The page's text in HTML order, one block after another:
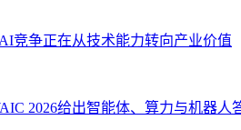
竞争正在从技术能力转向产业价值
2026给出智能体、算力与机器人